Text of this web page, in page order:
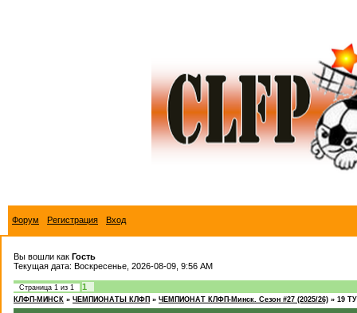
Форум Регистрация Вход
Вы вошли как Гость
Текущая дата: Воскресенье, 2026-08-09, 9:56 AM
Страница 1 из 1 1
КЛФП-МИНСК » ЧЕМПИОНАТЫ КЛФП » ЧЕМПИОНАТ КЛФП-Минск. Сезон #27 (2025/26) » 19